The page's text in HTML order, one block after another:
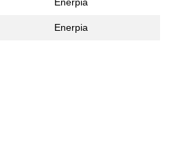
Enerpia